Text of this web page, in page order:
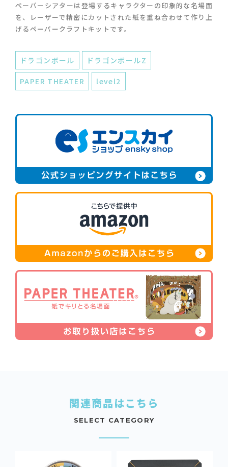
ペーパーシアターは登場するキャラクターの印象的な名場面
を、レーザーで精密にカットされた紙を重ね合わせて作り上
げるペーパークラフトキットです。
ドラゴンボール ドラゴンボールZ
PAPER THEATER level2
関連商品はこちら
SELECT CATEGORY